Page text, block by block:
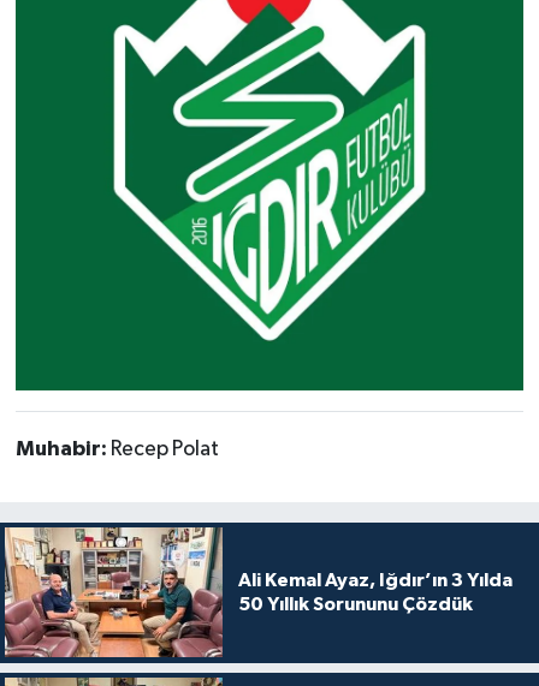
Muhabir: Recep Polat
Ali Kemal Ayaz, Iğdır’ın 3 Yılda
50 Yıllık Sorununu Çözdük